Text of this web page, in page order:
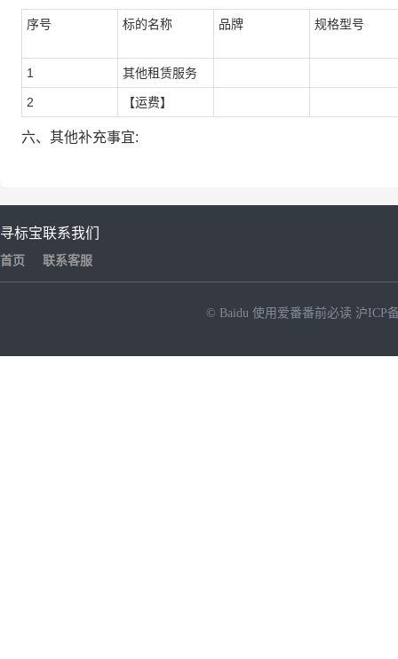
序号 标的名称 品牌 规格型号
1 其他租赁服务
2 【运费】
六、其他补充事宜:
寻标宝
首页
联系我们
联系客服
© Baidu 使用爱番番前必读 沪ICP